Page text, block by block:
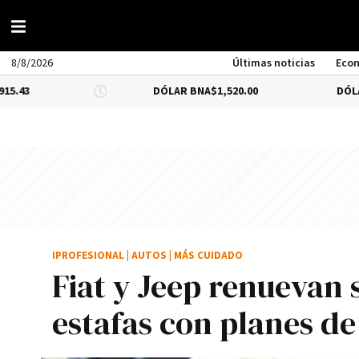
8/8/2026 Últimas noticias
DÓLAR BNA$1,520.00 DÓLAR BLUE-
Fiat y Jeep
estafas con planes
IPROFESIONAL AUTOS MÁS CUIDADO